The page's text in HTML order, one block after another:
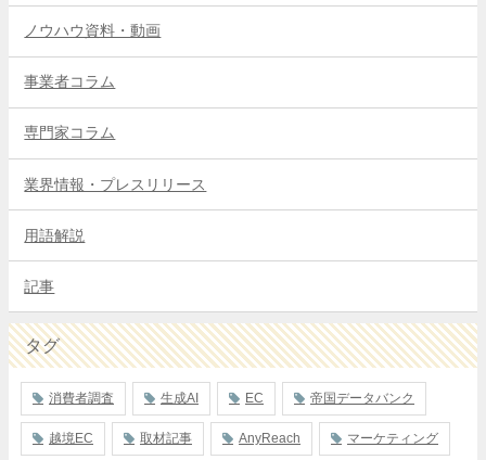
ノウハウ資料・動画
事業者コラム
専門家コラム
業界情報・プレスリリース
用語解説
記事
タグ
消費者調査 生成AI EC 帝国データバンク
越境EC 取材記事 AnyReach マーケティング